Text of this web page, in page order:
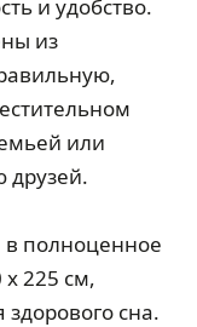
и удобство.
из
или
друзей.
в полноценное
225 см,
сна.